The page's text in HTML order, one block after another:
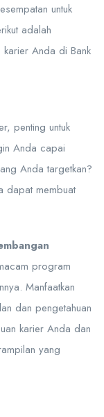
untuk
adalah
karier Anda di Bank
penting untuk
Anda capai
Anda targetkan?
dapat membuat
program
Manfaatkan
dan pengetahuan
karier Anda dan
yang